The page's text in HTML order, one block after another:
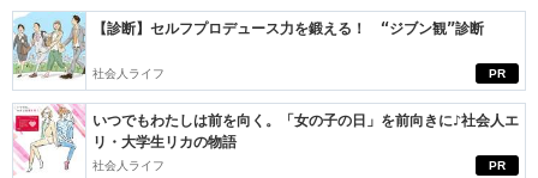
PR
【診断】セルフプロデュース力を鍛える！ “ジブン観”診断
社会人ライフ
PR
いつでもわたしは前を向く。「女の子の日」を前向きに♪社会人エ
リ・大学生リカの物語
社会人ライフ